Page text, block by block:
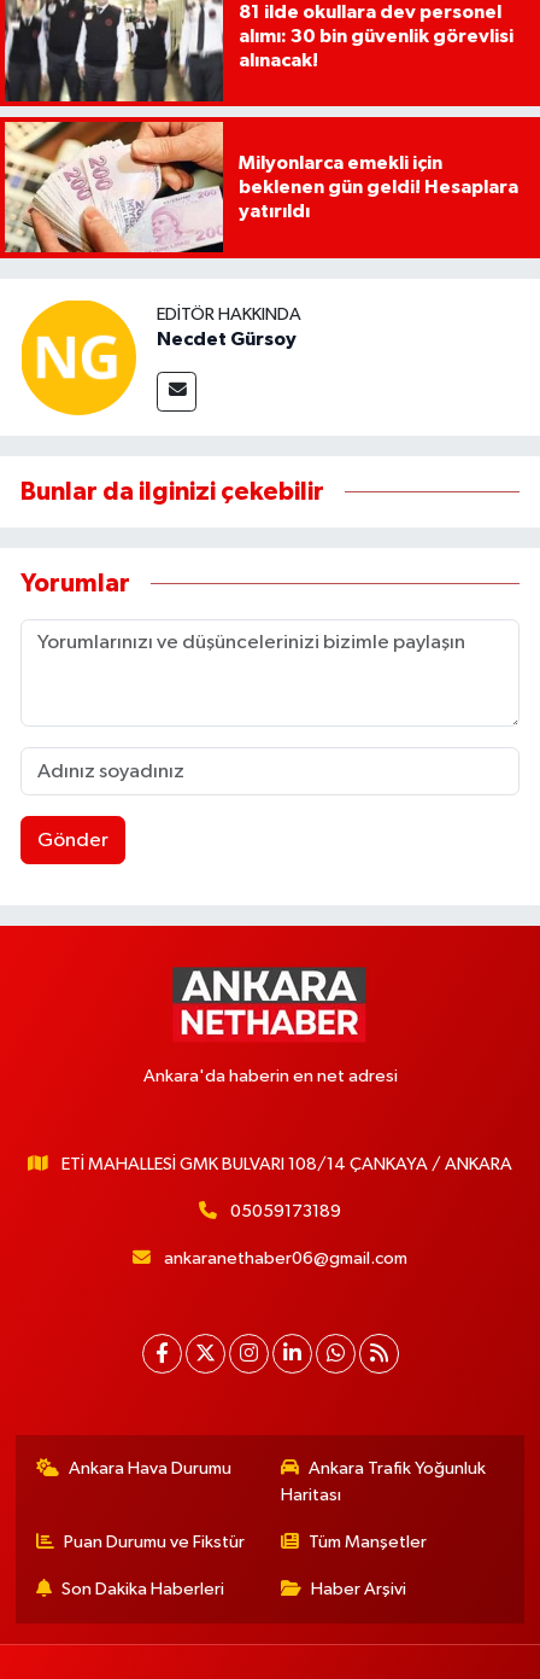
81 ilde okullara dev personel
alımı: 30 bin güvenlik görevlisi
alınacak!
Milyonlarca emekli için
beklenen gün geldi! Hesaplara
yatırıldı
EDITÖR HAKKINDA
Necdet Gürsoy
Bunlar da ilginizi çekebilir
Yorumlar
Gönder
Ankara'da haberin en net adresi
ETİ MAHALLESİ GMK BULVARI 108/14 ÇANKAYA / ANKARA
05059173189
ankaranethaber06@gmail.com
Ankara Hava Durumu
Ankara Trafik Yoğunluk
Haritası
Puan Durumu ve Fikstür Tüm Manşetler
Son Dakika Haberleri Haber Arşivi